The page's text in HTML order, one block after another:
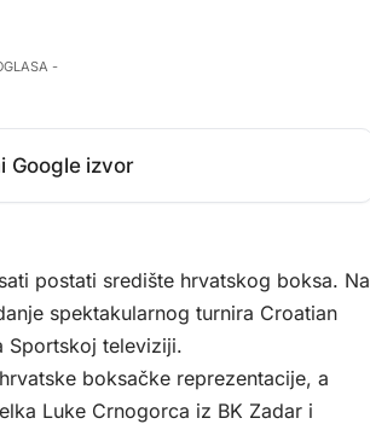
-
Google izvor
postati središte hrvatskog boksa. Na
spektakularnog turnira Croatian
Sportskoj televiziji.
boksačke reprezentacije, a
Luke Crnogorca iz BK Zadar i